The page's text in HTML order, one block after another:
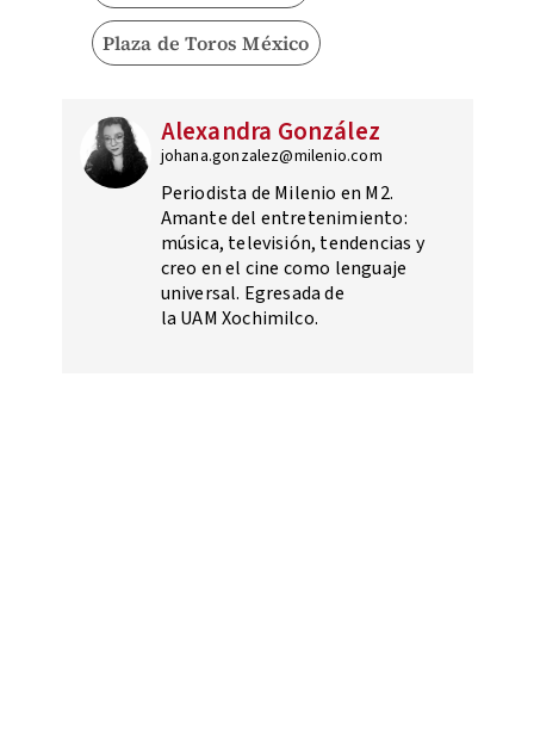
Plaza de Toros México
Alexandra González
johana.gonzalez@milenio.com
Periodista de Milenio en M2.
Amante del entretenimiento:
música, televisión, tendencias y
creo en el cine como lenguaje
universal. Egresada de
la UAM Xochimilco.